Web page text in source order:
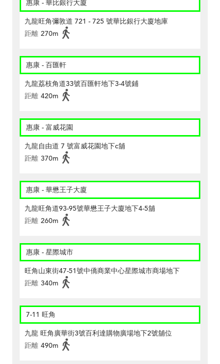
惠康 - 華比銀行大廈
九龍旺角彌敦道 721 - 725 號華比銀行大廈地庫
距離 270m
惠康 - 百匯軒
九龍荔枝角道33號百匯軒地下3-4號鋪
距離 420m
惠康 - 富威花園
九龍自由道 7 號富威花園地下c舖
距離 370m
惠康 - 華懋王子大廈
九龍旺角道93-95號華懋王子大廈地下4-5舖
距離 260m
惠康 - 星際城市
旺角山東街47-51號中僑商業中心星際城市商場地下
距離 340m
7-11 旺角
九龍 旺角廣華街3號百利達購物廣場地下2號舖位
距離 490m